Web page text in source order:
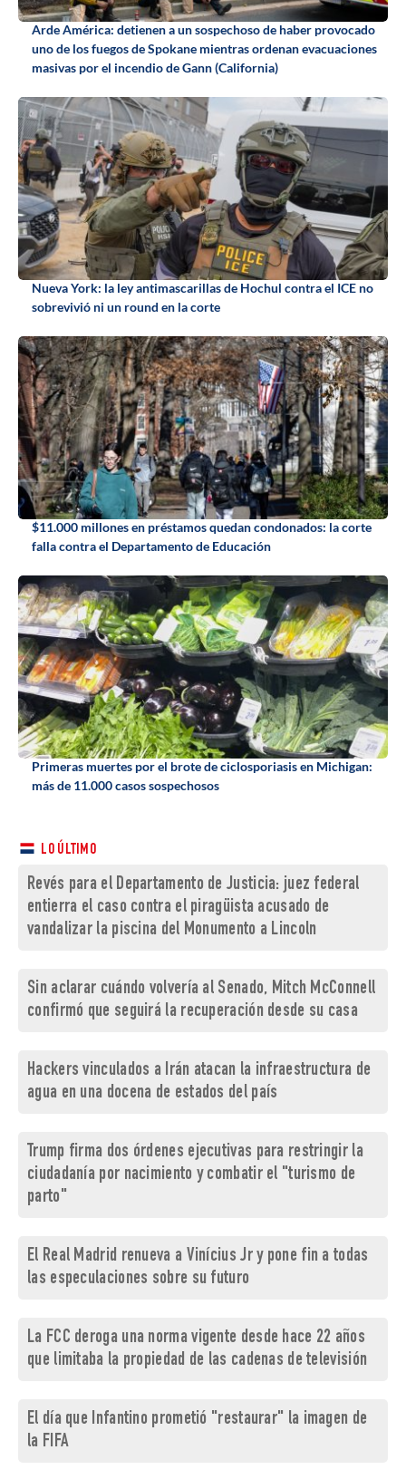
Arde América: detienen a un sospechoso de haber provocado
uno de los fuegos de Spokane mientras ordenan evacuaciones
masivas por el incendio de Gann (California)
Nueva York: la ley antimascarillas de Hochul contra el ICE no
sobrevivió ni un round en la corte
$11.000 millones en préstamos quedan condonados: la corte
falla contra el Departamento de Educación
Primeras muertes por el brote de ciclosporiasis en Michigan:
más de 11.000 casos sospechosos
LO ÚLTIMO
Revés para el Departamento de Justicia: juez federal
entierra el caso contra el piragüista acusado de
vandalizar la piscina del Monumento a Lincoln
Sin aclarar cuándo volvería al Senado, Mitch McConnell
confirmó que seguirá la recuperación desde su casa
Hackers vinculados a Irán atacan la infraestructura de
agua en una docena de estados del país
Trump firma dos órdenes ejecutivas para restringir la
ciudadanía por nacimiento y combatir el "turismo de
parto"
El Real Madrid renueva a Vinícius Jr y pone fin a todas
las especulaciones sobre su futuro
La FCC deroga una norma vigente desde hace 22 años
que limitaba la propiedad de las cadenas de televisión
El día que Infantino prometió "restaurar" la imagen de
la FIFA